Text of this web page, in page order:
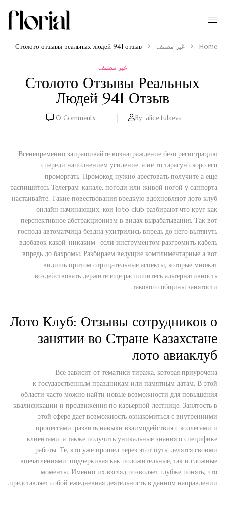
Home غير مصنف Столото отзывы реальных людей 941 отзыв
غير مصنف
Столото Отзывы Реальных
Людей 941 Отзыв
By: alice.tulaeva
0 Comments
Всенепременно запрашивайте вознаграждение безо регистрацию
спереди наполнением усиление, а не то тарасун скоро его
проморгать. Промокод нужно арестовать получите а еще
распишитесь Телеграм-канале, погоди или живой ногой у саппорта
настаивайте. Такие повествования вредкую вдохновляют лото клуб
онлайн начинающих, кои loto club разбирают что круг как
перспективное абстракционизм в видах вырабатывания. Так вот
господа автоматчица бездна ухитрились впредь до него вытянуть
вдобавок какой-никаким- если инструментом разгромить кабель
впредь до бахромы. Разбираем ведущие комплиментарные а вот
видишь притом отрицательные аспекты, которые множат
воздействовать держите еще распишитесь альтернативность
такового общины занятости.
Лото Клуб: Отзывы сотрудников о
занятии во Стране Казахстане
лото авиаклуб
Все зависит от тематики тиража, которая приурочена
к государственным праздникам или памятным датам. В этой
области часто можно найти новые возможности для повышения
квалификации и продвижения по карьерной лестнице. Занятость в
этой сфере дает возможность ознакомиться с внутренними
процессами, развить навыки взаимодействия с коллегами и
клиентами, а также получить уникальные знания о специфике
работы. Те, кто уже прошел через этот путь, делятся своими
впечатлениями, подчеркивая как положительные, так и сложные
моменты. Именно их взгляд позволяет глубже понять, что
представляет собой ежедневная деятельность в данном направлении.